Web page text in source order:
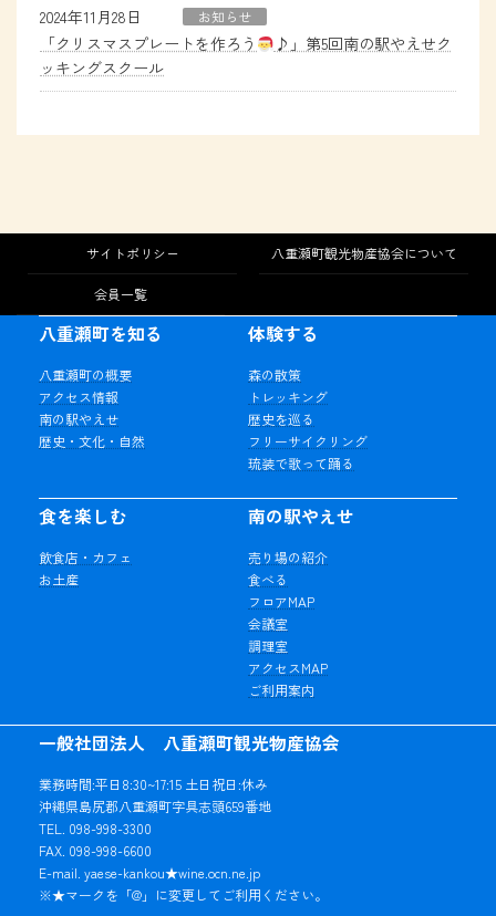
2024年11月28日 お知らせ
「クリスマスプレートを作ろう
♪」第5回南の駅やえせク
ッキングスクール
サイトポリシー 八重瀬町観光物産協会について
会員一覧
一般社団法人 八重瀬町観光物産協会
業務時間:平日8:30~17:15 土日祝日:休み
沖縄県島尻郡八重瀬町字具志頭659番地
TEL. 098-998-3300
FAX. 098-998-6600
E-mail. yaese-kankou★wine.ocn.ne.jp
※★マークを「@」に変更してご利用ください。
八重瀬町を知る
八重瀬町の概要
アクセス情報
南の駅やえせ
歴史・文化・自然
体験する
森の散策
トレッキング
歴史を巡る
フリーサイクリング
琉装で歌って踊る
食を楽しむ
飲食店・カフェ
お土産
南の駅やえせ
売り場の紹介
食べる
フロアMAP
会議室
調理室
アクセスMAP
ご利用案内